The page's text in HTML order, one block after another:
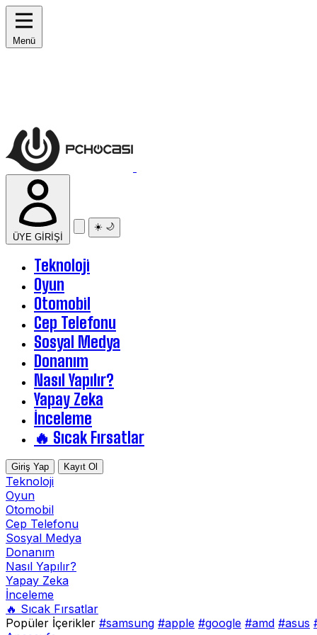
Menü
ÜYE GİRİŞİ
☀️ 🌙
Teknoloji
Oyun
Otomobil
Cep Telefonu
Sosyal Medya
Donanım
Nasıl Yapılır?
Yapay Zeka
İnceleme
🔥 Sıcak Fırsatlar
Giriş Yap Kayıt Ol
Teknoloji
Oyun
Otomobil
Cep Telefonu
Sosyal Medya
Donanım
Nasıl Yapılır?
Yapay Zeka
İnceleme
🔥 Sıcak Fırsatlar
Popüler İçerikler #samsung #apple #google #amd #asus